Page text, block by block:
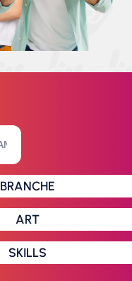
BRANCHE
ART
SKILLS